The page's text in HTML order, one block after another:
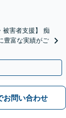
被害者支援】 痴
豊富な実績がご
お問い合わせ